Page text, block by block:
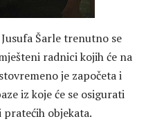
Šarle trenutno se
radnici kojih će na
je započeta i
iz koje će se osigurati
objekata.